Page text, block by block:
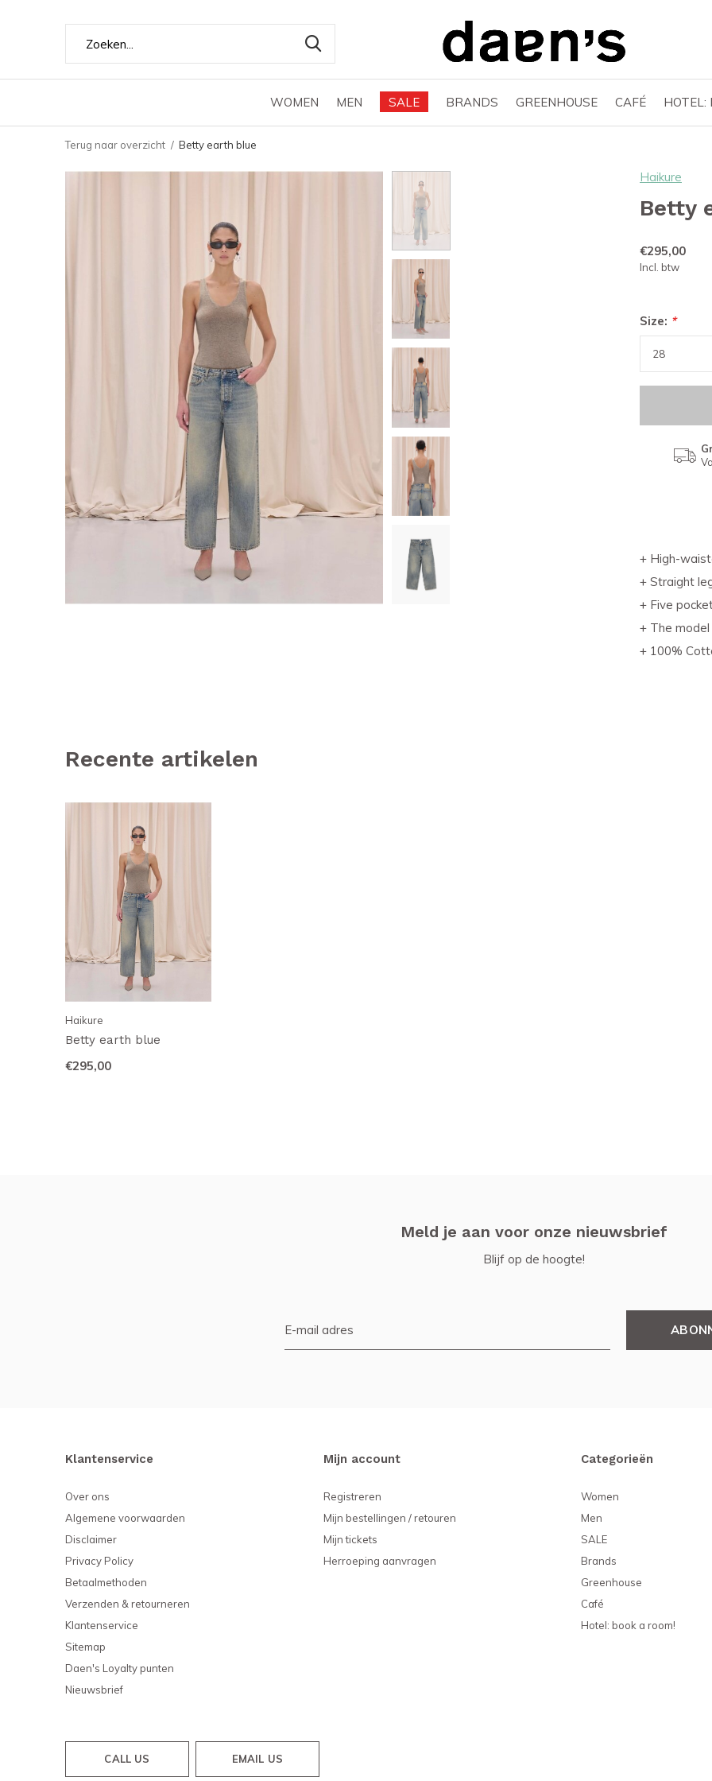
WOMEN MEN SALE BRANDS GREENHOUSE CAFÉ HOTEL:
Terug naar overzicht Betty earth blue
Haikure
Betty
€295,00
Incl. btw
Size: *
+ High-
+ Straight
+ Five
+ The
+ 100%
Recente artikelen
Haikure
Betty earth blue
€295,00
Meld je aan voor onze nieuwsbrief
Blijf op de hoogte!
Klantenservice
Over ons
Algemene voorwaarden
Disclaimer
Privacy Policy
Betaalmethoden
Verzenden & retourneren
Klantenservice
Sitemap
Daen's Loyalty punten
Nieuwsbrief
Mijn account
Registreren
Mijn bestellingen / retouren
Mijn tickets
Herroeping aanvragen
Categorieën
Women
Men
SALE
Brands
Greenhouse
Café
Hotel: book a room!
CALL US EMAIL US